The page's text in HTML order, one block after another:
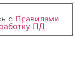
с Правилами
ПД